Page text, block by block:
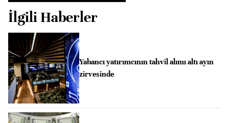
İlgili Haberler
Yabancı yatırımcının tahvil alımı altı ayın
zirvesinde